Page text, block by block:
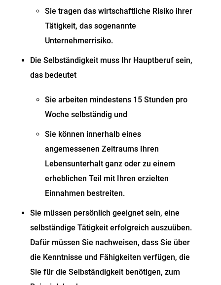
Sie tragen das wirtschaftliche Risiko ihrer
Tätigkeit, das sogenannte
Unternehmerrisiko.
Die Selbständigkeit muss Ihr Hauptberuf sein,
das bedeutet
Sie arbeiten mindestens 15 Stunden pro
Woche selbständig und
Sie können innerhalb eines
angemessenen Zeitraums Ihren
Lebensunterhalt ganz oder zu einem
erheblichen Teil mit Ihren erzielten
Einnahmen bestreiten.
Sie müssen persönlich geeignet sein, eine
selbständige Tätigkeit erfolgreich auszuüben.
Dafür müssen Sie nachweisen, dass Sie über
die Kenntnisse und Fähigkeiten verfügen, die
Sie für die Selbständigkeit benötigen, zum